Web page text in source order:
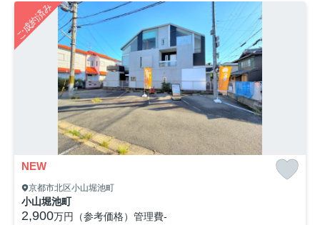
ご成約済み
NEW
京都市北区小山堀池町
小山堀池町
2,900万円（参考価格） 管理費-